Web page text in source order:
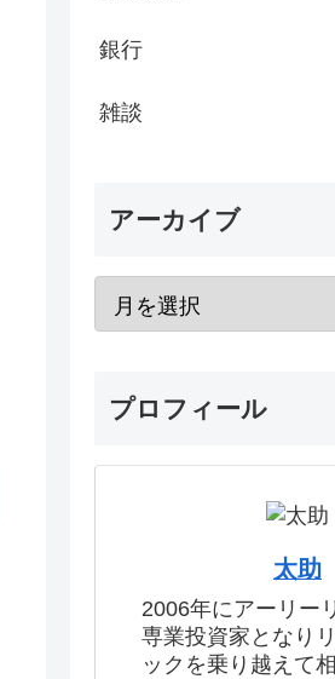
銀行
雑談
アーカイブ
プロフィール
太助
2006年にアーリー
専業投資家となり
ックを乗り越えて